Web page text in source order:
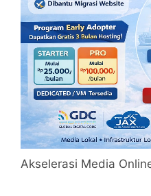
Akselerasi Media